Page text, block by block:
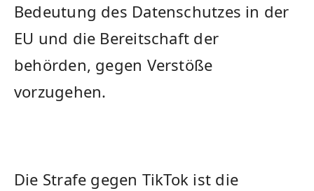
Bedeutung des Datenschutzes in​ der
EU und die Bereitschaft der
behörden, gegen Verstöße
vorzugehen.
Die Strafe gegen TikTok ‌ist⁤ die